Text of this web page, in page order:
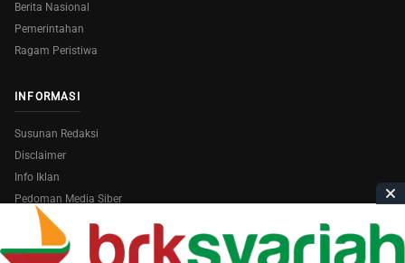
Berita Nasional
Pemerintahan
Ragam Peristiwa
INFORMASI
Susunan Redaksi
Disclaimer
Info Iklan
Pedoman Media Siber